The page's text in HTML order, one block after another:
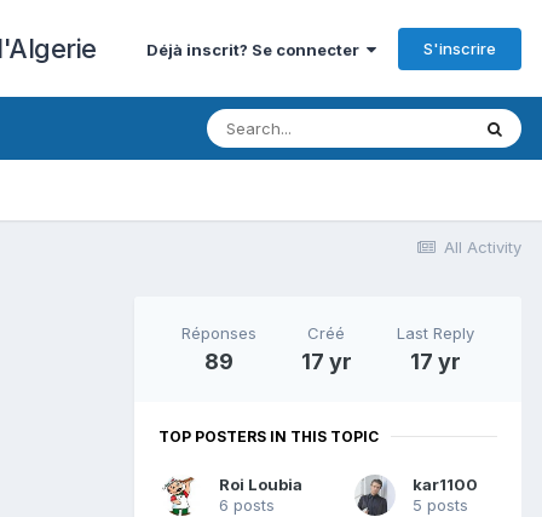
Déjà inscrit? Se connecter S'inscrire
All Activity
Réponses
89
Créé
17 yr
Last Reply
17 yr
TOP POSTERS IN THIS TOPIC
Roi Loubia
6 posts
kar1100
5 posts